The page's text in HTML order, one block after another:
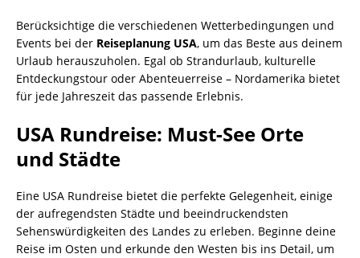
Berücksichtige die verschiedenen Wetterbedingungen und
Events bei der Reiseplanung USA, um das Beste aus deinem
Urlaub herauszuholen. Egal ob Strandurlaub, kulturelle
Entdeckungstour oder Abenteuerreise – Nordamerika bietet
für jede Jahreszeit das passende Erlebnis.
USA Rundreise: Must-See Orte
und Städte
Eine USA Rundreise bietet die perfekte Gelegenheit, einige
der aufregendsten Städte und beeindruckendsten
Sehenswürdigkeiten des Landes zu erleben. Beginne deine
Reise im Osten und erkunde den Westen bis ins Detail, um